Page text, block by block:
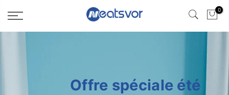
0
Offre spéciale été